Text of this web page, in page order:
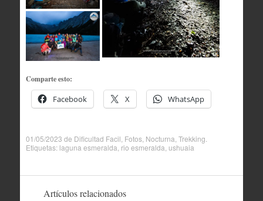
Comparte esto:
Facebook X WhatsApp
01/05/2023 de Dificultad Facil Fotos, Nocturna Trekking
Etiquetas: laguna esmeralda rio esmeralda ushuaia
Artículos relacionados